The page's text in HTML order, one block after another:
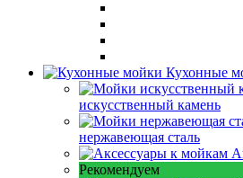
Кухонные
искусственный камень
нержавеющая сталь
Рекомендуем